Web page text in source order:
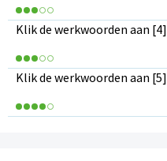
Klik de werkwoorden aan [4]
Klik de werkwoorden aan [5]